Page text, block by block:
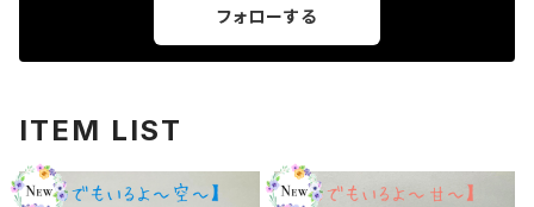
フォローする
ITEM LIST